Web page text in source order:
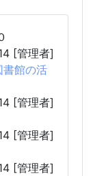
[管理者]
書館の活
[管理者]
[管理者]
[管理者]